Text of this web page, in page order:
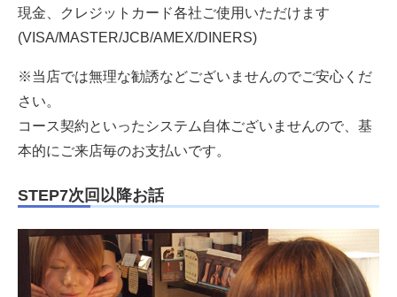
現金、クレジットカード各社ご使用いただけます
(VISA/MASTER/JCB/AMEX/DINERS)
※当店では無理な勧誘などございませんのでご安心くだ
さい。
コース契約といったシステム自体ございませんので、基
本的にご来店毎のお支払いです。
STEP7次回以降お話